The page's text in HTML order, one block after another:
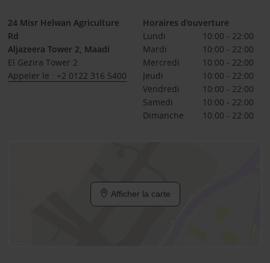
24 Misr Helwan Agriculture
Rd
Aljazeera Tower 2, Maadi
El Gezira Tower 2
Appeler le : +2 0122 316 5400
Horaires d'ouverture
Lundi
10:00 - 22:00
Mardi
10:00 - 22:00
Mercredi
10:00 - 22:00
Jeudi
10:00 - 22:00
Vendredi
10:00 - 22:00
Samedi
10:00 - 22:00
Dimanche
10:00 - 22:00
Afficher la carte